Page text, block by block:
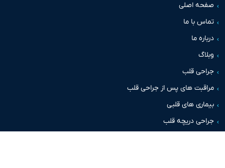
اصلی
با ما
ما
قلب
های پس از جراحی قلب
های قلبی
دریچه قلب